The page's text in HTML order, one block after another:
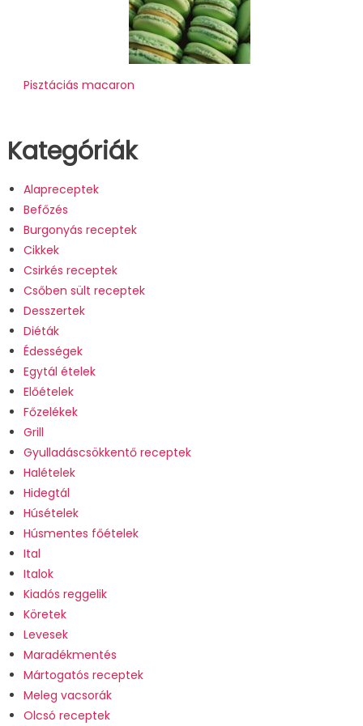
Pisztáciás macaron
Kategóriák
Alapreceptek
Befőzés
Burgonyás receptek
Cikkek
Csirkés receptek
Csőben sült receptek
Desszertek
Diéták
Édességek
Egytál ételek
Előételek
Főzelékek
Grill
Gyulladáscsökkentő receptek
Halételek
Hidegtál
Húsételek
Húsmentes főételek
Ital
Italok
Kiadós reggelik
Köretek
Levesek
Maradékmentés
Mártogatós receptek
Meleg vacsorák
Olcsó receptek